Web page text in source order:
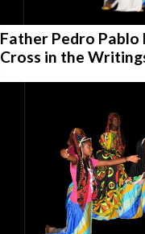
Father Pedro Pablo
Cross in the